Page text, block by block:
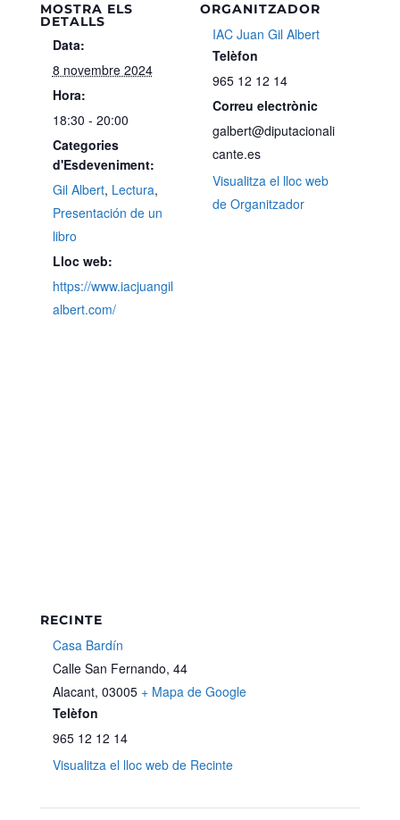
MOSTRA ELS
DETALLS
Data:
8 novembre 2024
Hora:
18:30 - 20:00
Categories
d'Esdeveniment:
Gil Albert, Lectura,
Presentación de un
libro
Lloc web:
https://www.iacjuangil
albert.com/
ORGANITZADOR
IAC Juan Gil Albert
Telèfon
965 12 12 14
Correu electrònic
galbert@diputacionali
cante.es
Visualitza el lloc web
de Organitzador
RECINTE
Casa Bardín
Calle San Fernando, 44
Alacant, 03005 + Mapa de Google
Telèfon
965 12 12 14
Visualitza el lloc web de Recinte